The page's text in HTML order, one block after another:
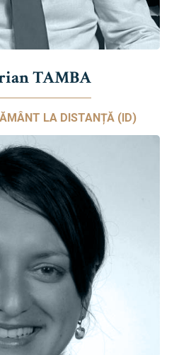
TAMBA
LA DISTANȚĂ (ID)